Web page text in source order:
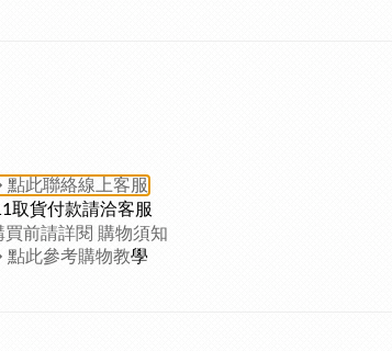
此聯絡線上客服
取貨付款請洽客服
買前請詳閱 購物須知
此參考購物教學